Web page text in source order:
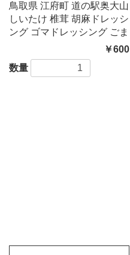
鳥取県 江府町 道の駅奥大山
しいたけ 椎茸 胡麻ドレッシ
ング ゴマドレッシング ごま
￥600
数量